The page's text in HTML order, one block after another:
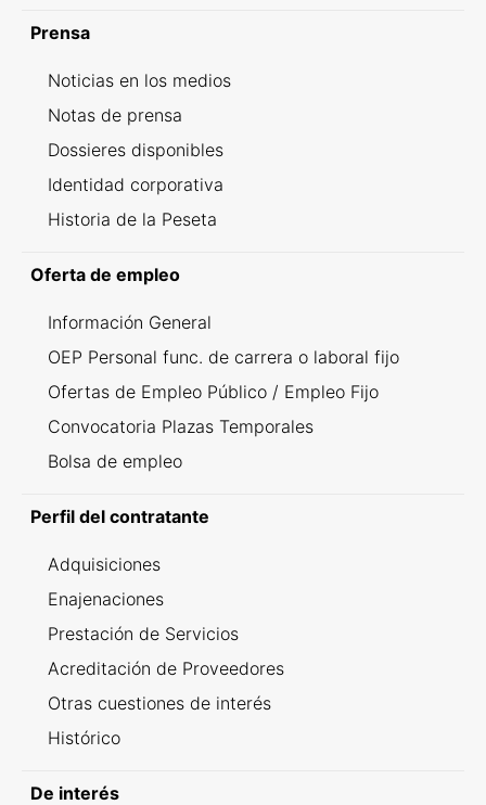
Prensa
Noticias en los medios
Notas de prensa
Dossieres disponibles
Identidad corporativa
Historia de la Peseta
Oferta de empleo
Información General
OEP Personal func. de carrera o laboral fijo
Ofertas de Empleo Público / Empleo Fijo
Convocatoria Plazas Temporales
Bolsa de empleo
Perfil del contratante
Adquisiciones
Enajenaciones
Prestación de Servicios
Acreditación de Proveedores
Otras cuestiones de interés
Histórico
De interés